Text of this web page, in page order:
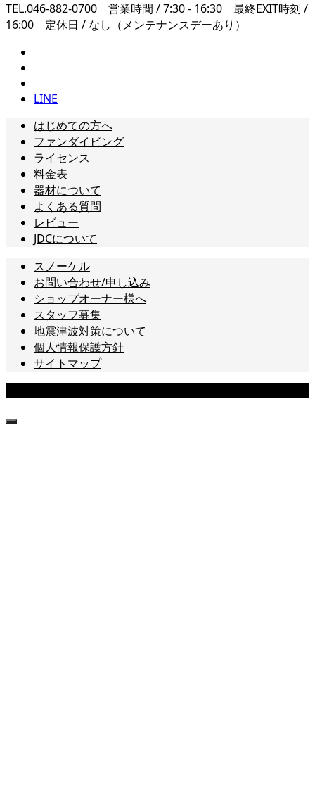
TEL.046-882-0700 営業時間 / 7:30 - 16:30 最終EXIT時刻 /
16:00 定休日 / なし（メンテナンスデーあり）
LINE
はじめての方へ
ファンダイビング
ライセンス
料金表
器材について
よくある質問
レビュー
JDCについて
スノーケル
お問い合わせ/申し込み
ショップオーナー様へ
スタッフ募集
地震津波対策について
個人情報保護方針
サイトマップ